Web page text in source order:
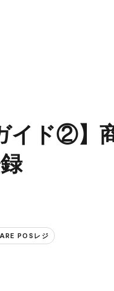
イド②】
POSレジ